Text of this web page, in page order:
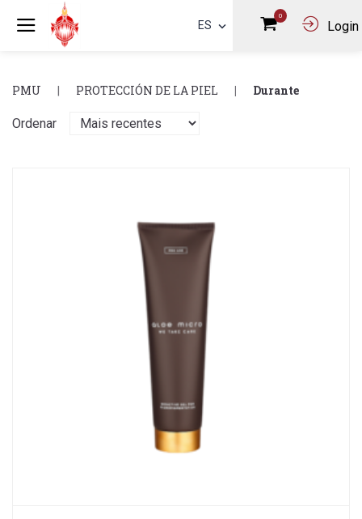
ES
0
Login
PMU PROTECCIÓN DE LA PIEL Durante
Ordenar